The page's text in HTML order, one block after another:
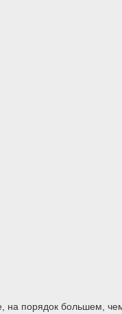
на порядок большем,